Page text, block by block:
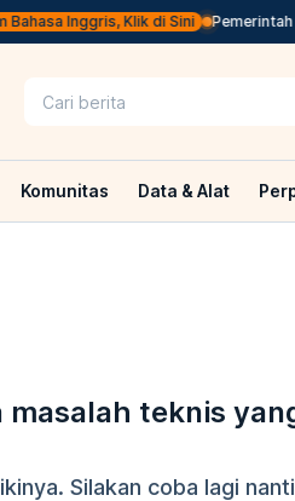
Inggris, Klik di Sini Pemerintah
Komunitas Data & Alat
teknis
Silakan coba lagi